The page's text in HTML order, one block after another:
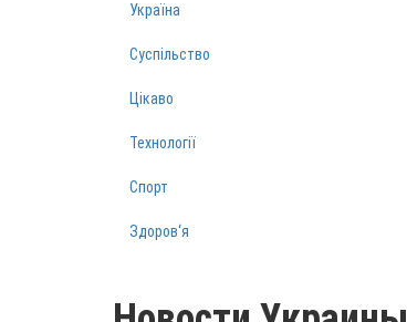
Україна
Суспільство
Цікаво
Технології
Спорт
Здоров‘я